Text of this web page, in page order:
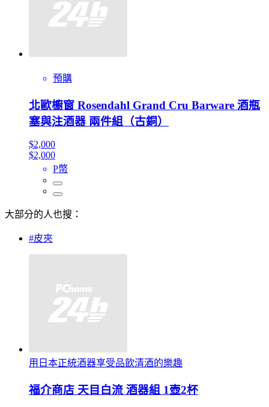
預購
北歐櫥窗 Rosendahl Grand Cru Barware 酒瓶
塞與注酒器 兩件組（古銅）
$2,000
$2,000
P幣
大部分的人也搜：
#皮夾
用日本正統酒器享受品飲清酒的樂趣
福介商店 天目白流 酒器組 1壺2杯